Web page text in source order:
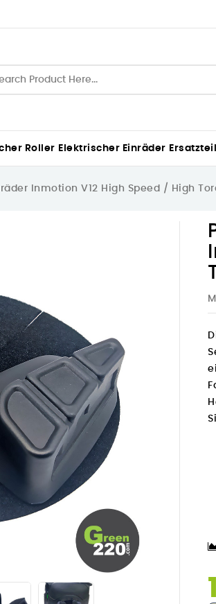
Roller Elektrischer Einräder Ersatzteil
Inmotion V12 High Speed / High
